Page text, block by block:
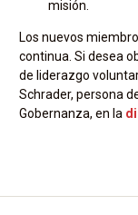
misión.
Los nuevos
continua. Si desea
de liderazgo
Schrader, persona
Gobernanza, en la